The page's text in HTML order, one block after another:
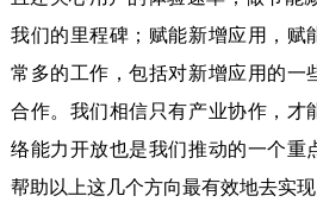
我们的里程碑；赋能新增应用，赋
常多的工作，包括对新增应用的一
合作。我们相信只有产业协作，才
络能力开放也是我们推动的一个重
帮助以上这几个方向最有效地去实现